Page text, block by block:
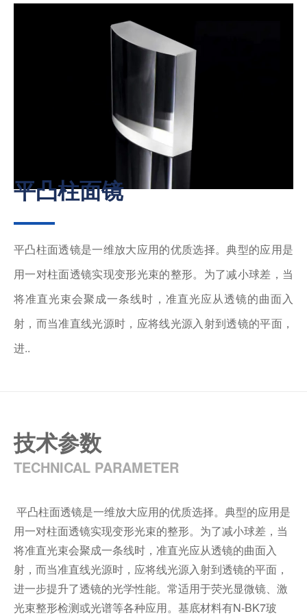
平凸柱面镜
平凸柱面透镜是一维放大应用的优质选择。典型的应用是
用一对柱面透镜实现变形光束的整形。为了减小球差，当
将准直光束会聚成一条线时，准直光应从透镜的曲面入
射，而当准直线光源时，应将线光源入射到透镜的平面，
进..
技术参数
TECHNICAL PARAMETER
平凸柱面透镜是一维放大应用的优质选择。典型的应用是
用一对柱面透镜实现变形光束的整形。为了减小球差，当
将准直光束会聚成一条线时，准直光应从透镜的曲面入
射，而当准直线光源时，应将线光源入射到透镜的平面，
进一步提升了透镜的光学性能。常适用于荧光显微镜、激
光束整形检测或光谱等各种应用。基底材料有N-BK7玻